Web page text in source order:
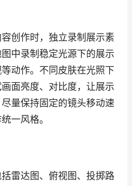
创作时，独立录制展示素
中录制稳定光源下的展示
动作。不同皮肤在光照下
面亮度、对比度，让展示
量保持固定的镜头移动速
一风格。
雷达图、俯视图、投掷路